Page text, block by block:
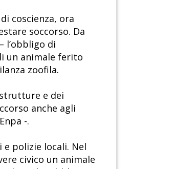
coscienza, ora
soccorso. Da
l’obbligo di
un animale ferito
zoofila.
e dei
anche agli
-.
polizie locali. Nel
civico un animale